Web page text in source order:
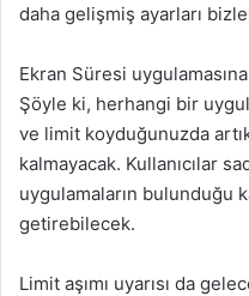
daha gelişmiş ayarları
Ekran Süresi
Şöyle ki, herhangi bir
ve limit koyduğunuzda
kalmayacak. Kullanıcılar
uygulamaların bulunduğu
getirebilecek.
Limit aşımı uyarısı da